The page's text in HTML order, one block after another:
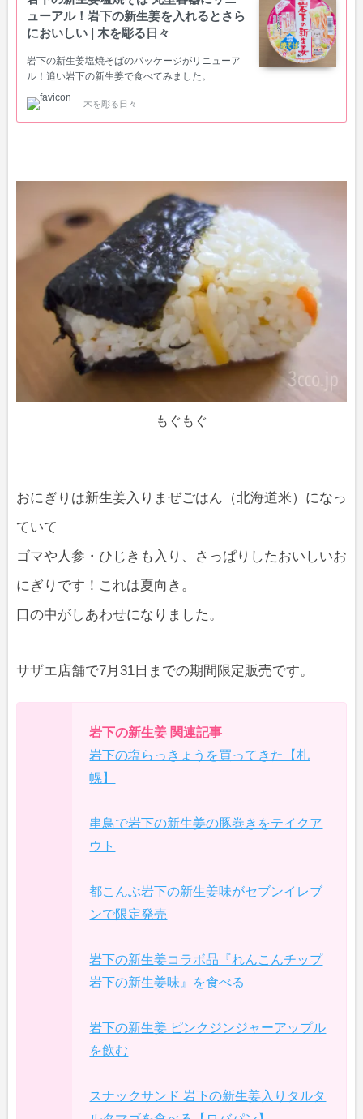
ューアル！岩下の新生姜を入れるとさら
においしい | 木を彫る日々
岩下の新生姜塩焼そばのパッケージがリニューア
ル！追い岩下の新生姜で食べてみました。
木を彫る日々
もぐもぐ
おにぎりは新生姜入りまぜごはん（北海道米）になっ
ていて
ゴマや人参・ひじきも入り、さっぱりしたおいしいお
にぎりです！これは夏向き。
口の中がしあわせになりました。
サザエ店舗で7月31日までの期間限定販売です。
岩下の新生姜 関連記事
岩下の塩らっきょうを買ってきた【札
幌】
串鳥で岩下の新生姜の豚巻きをテイクア
ウト
都こんぶ岩下の新生姜味がセブンイレブ
ンで限定発売
岩下の新生姜コラボ品『れんこんチップ
岩下の新生姜味』を食べる
岩下の新生姜 ピンクジンジャーアップル
を飲む
スナックサンド 岩下の新生姜入りタルタ